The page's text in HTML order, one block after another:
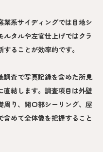
業系サイディングでは目地シ
タルや左官仕上げではクラ
ることが効率的です。
調査で写真記録を含めた所見
直結します。調査項目は外壁
り、開口部シーリング、屋
めて全体像を把握すること